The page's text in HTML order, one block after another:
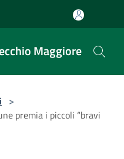
Maggiore
>
premia i piccoli “bravi